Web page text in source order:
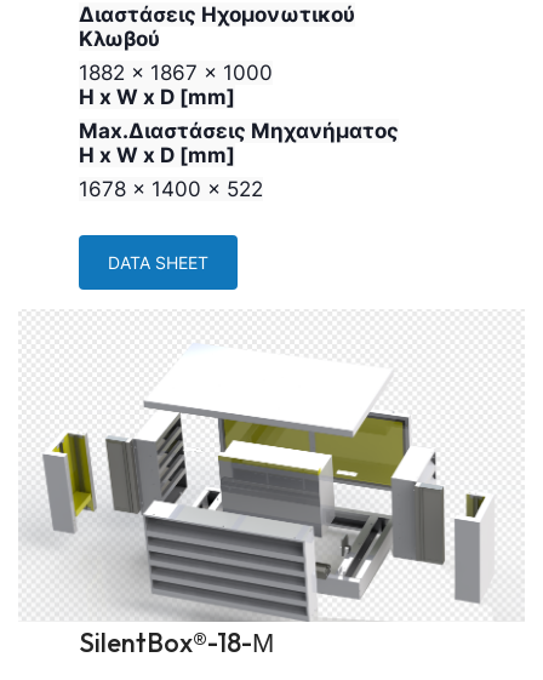
Διαστάσεις Ηχομονωτικού
Κλωβού
1882 x 1867 x 1000
H x W x D [mm]
Max.Διαστάσεις Μηχανήματος
H x W x D [mm]
1678 x 1400 x 522
DATA SHEET
SilentBox®-18-Μ